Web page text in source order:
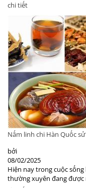
chi tiết
Nấm linh chi Hàn Quốc
bởi
08/02/2025
Hiện nay trong cuộc
thường xuyên đang được